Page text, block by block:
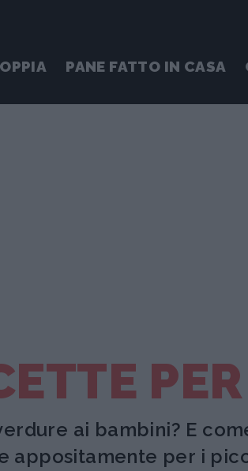
PANE FATTO IN CASA
ai bambini? E
appositamente per i